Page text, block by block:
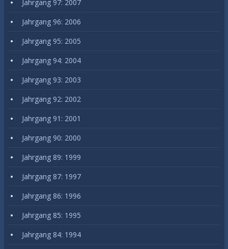
Jahrgang 97: 2007
Jahrgang 96: 2006
Jahrgang 95: 2005
Jahrgang 94: 2004
Jahrgang 93: 2003
Jahrgang 92: 2002
Jahrgang 91: 2001
Jahrgang 90: 2000
Jahrgang 89: 1999
Jahrgang 87: 1997
Jahrgang 86: 1996
Jahrgang 85: 1995
Jahrgang 84: 1994